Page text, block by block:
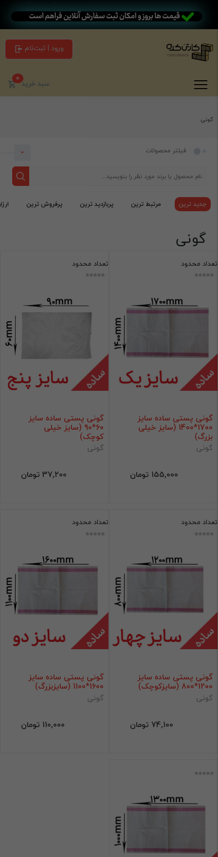
ورود | ثبت‌نام
سبد خرید0
گونی
فیلتر محصولات
دسته بندی
گونی
قیمت: تومان
جدید ترین مرتبط ترین پربازدید ترین پرفروش ترین
گونی
تعداد محدود
گونی پستی ساده سایز
1700*1400 (سایز خیلی
بزرگ)
گونی
155,000 تومان
تعداد محدود
گونی پستی ساده سایز
60*90 (سایز خیلی
کوچک)
گونی
37,200 تومان
تعداد محدود
گونی پستی ساده سایز
1200*800 (سایزکوچک)
گونی
74,100 تومان
تعداد محدود
گونی پستی ساده سایز
1600*1100 (سایزبزرگ)
گونی
110,000 تومان